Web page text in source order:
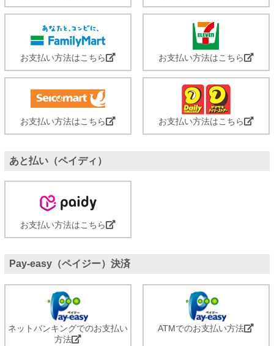
お支払い方法はこちら お支払い方法はこちら
お支払い方法はこちら お支払い方法はこちら
あと払い（ペイディ）
お支払い方法はこちら
Pay-easy（ペイジー）決済
ネットバンキングでのお支払い
方法
ATMでのお支払い方法